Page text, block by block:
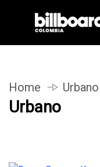
Home Urbano
Urbano